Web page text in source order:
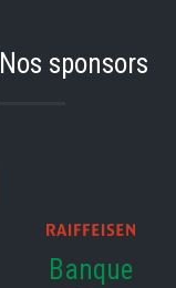
Nos sponsors
Banque